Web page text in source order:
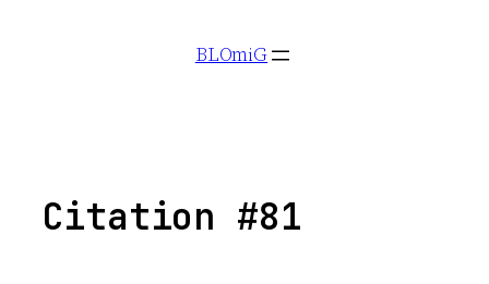
BLOmiG
Citation #81